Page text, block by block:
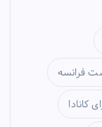
فرانسه
کانادا